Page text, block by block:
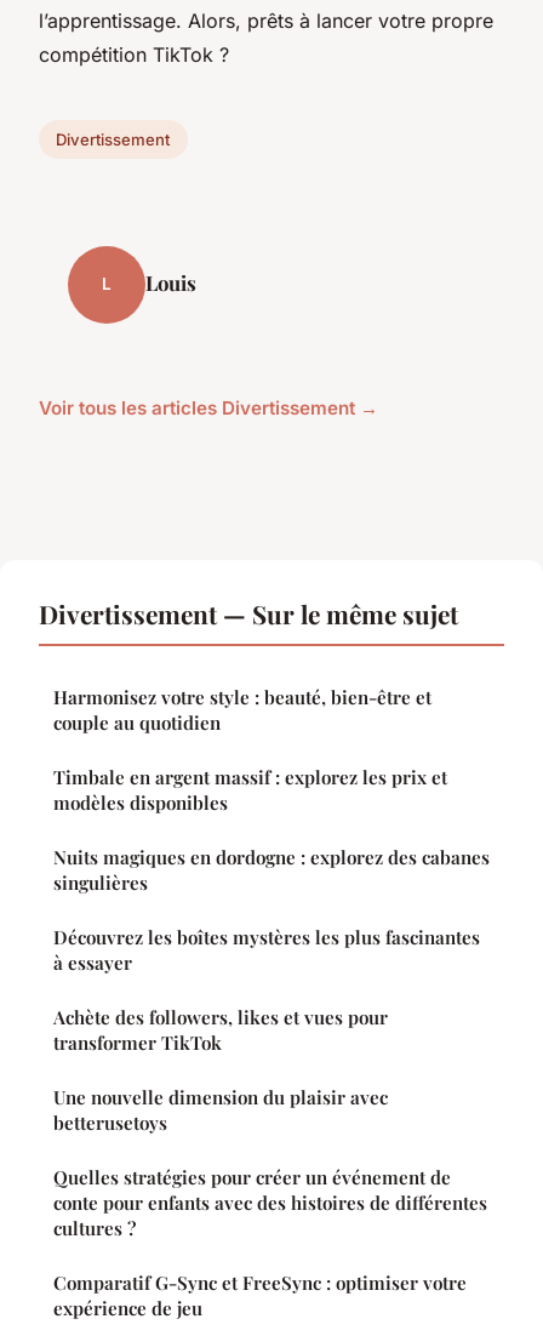
l’apprentissage. Alors, prêts à lancer votre propre
compétition TikTok ?
Divertissement
L Louis
Voir tous les articles Divertissement →
Divertissement — Sur le même sujet
Harmonisez votre style : beauté, bien-être et
couple au quotidien
Timbale en argent massif : explorez les prix et
modèles disponibles
Nuits magiques en dordogne : explorez des cabanes
singulières
Découvrez les boîtes mystères les plus fascinantes
à essayer
Achète des followers, likes et vues pour
transformer TikTok
Une nouvelle dimension du plaisir avec
betterusetoys
Quelles stratégies pour créer un événement de
conte pour enfants avec des histoires de différentes
cultures ?
Comparatif G-Sync et FreeSync : optimiser votre
expérience de jeu